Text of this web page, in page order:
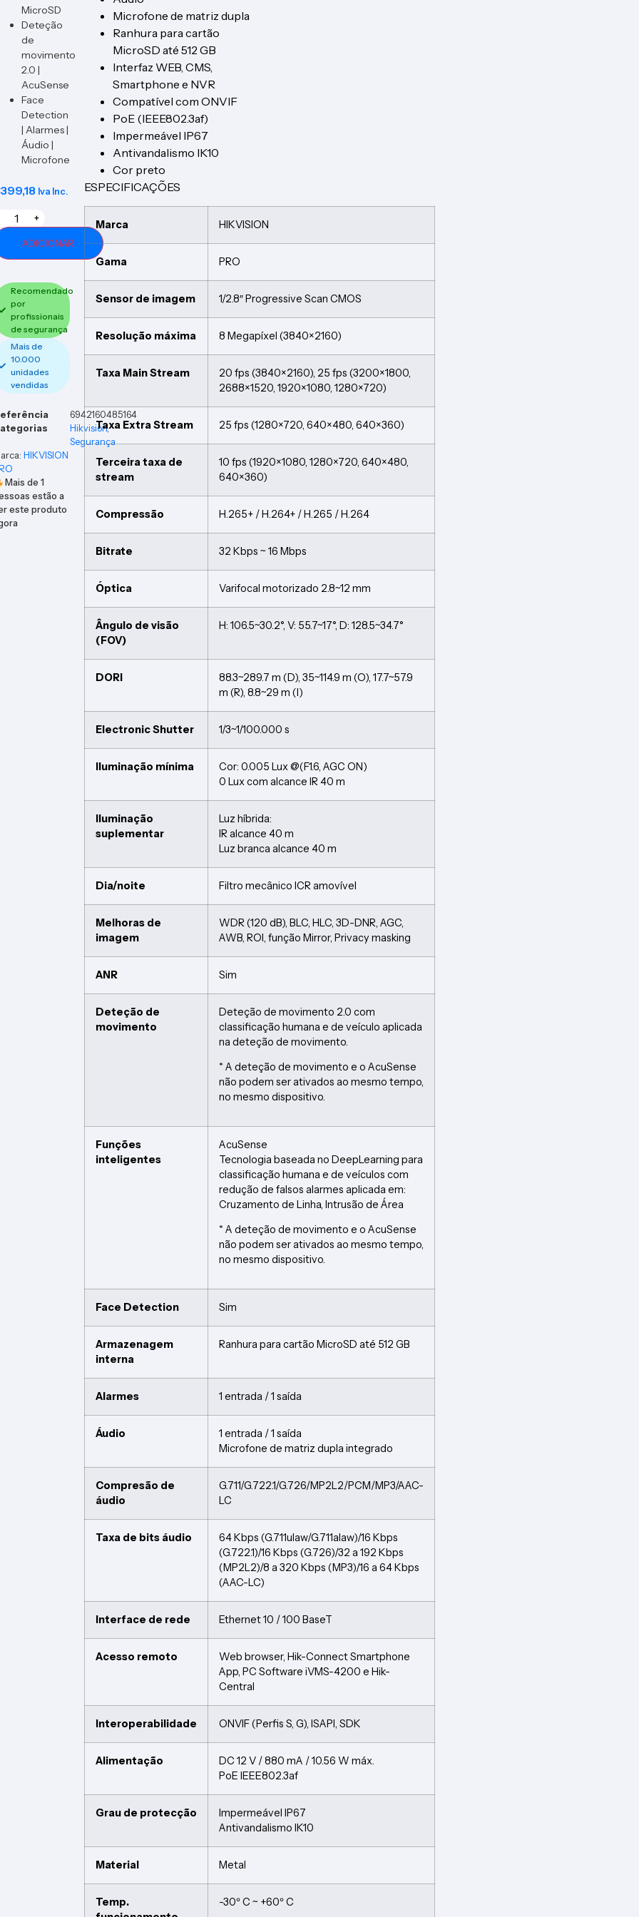
MicroSD
Deteção
de
movimento
2.0 |
AcuSense
Face
Detection
| Alarmes |
Áudio |
Microfone
399,18 Iva Inc.
+
ADICIONAR
Recomendado
por
profissionais
de segurança
Mais de
10.000
unidades
vendidas
6942160485164
Hikvision,
Segurança
HIKVISION
Mais de1
estão a
este produto
Microfone de matriz dupla
Ranhura para cartão
MicroSD até 512 GB
Interfaz WEB, CMS,
Smartphone e NVR
Compatível com ONVIF
PoE (IEEE802.3af)
Impermeável IP67
Antivandalismo IK10
Cor preto
ESPECIFICAÇÕES
Marca HIKVISION
Gama PRO
Sensor de imagem 1/2.8″ Progressive Scan CMOS
Resolução máxima 8 Megapíxel (3840×2160)
Taxa Main Stream
20 fps (3840×2160), 25 fps (3200×1800,
2688×1520, 1920×1080, 1280×720)
Taxa Extra Stream 25 fps (1280×720, 640×480, 640×360)
Terceira taxa de
stream
10 fps (1920×1080, 1280×720, 640×480,
640×360)
Compressão H.265+ / H.264+ / H.265 / H.264
Bitrate 32 Kbps ~ 16 Mbps
Óptica Varifocal motorizado 2.8~12 mm
Ângulo de visão
(FOV)
H: 106.5~30.2°, V: 55.7~17°, D: 128.5~34.7°
DORI
88.3~289.7 m (D), 35~114.9 m (O), 17.7~57.9
m (R), 8.8~29 m (I)
Electronic Shutter 1/3~1/100.000 s
Iluminação mínima
Cor: 0.005 Lux @(F1.6, AGC ON)
0 Lux com alcance IR 40 m
Iluminação
suplementar
Luz híbrida:
IR alcance 40 m
Luz branca alcance 40 m
Dia/noite Filtro mecânico ICR amovível
Melhoras de
imagem
WDR (120 dB), BLC, HLC, 3D-DNR, AGC,
AWB, ROI, função Mirror, Privacy masking
ANR Sim
Deteção de
movimento
Deteção de movimento 2.0 com
classificação humana e de veículo aplicada
na deteção de movimento.
* A deteção de movimento e o AcuSense
não podem ser ativados ao mesmo tempo,
no mesmo dispositivo.
Funções
inteligentes
AcuSense
Tecnologia baseada no DeepLearning para
classificação humana e de veículos com
redução de falsos alarmes aplicada em:
Cruzamento de Linha, Intrusão de Área
* A deteção de movimento e o AcuSense
não podem ser ativados ao mesmo tempo,
no mesmo dispositivo.
Face Detection Sim
Armazenagem
interna
Ranhura para cartão MicroSD até 512 GB
Alarmes 1 entrada / 1 saída
Áudio
1 entrada / 1 saída
Microfone de matriz dupla integrado
Compresão de
áudio
G.711/G.722.1/G.726/MP2L2/PCM/MP3/AAC-
LC
Taxa de bits áudio
64 Kbps (G.711ulaw/G.711alaw)/16 Kbps
(G.722.1)/16 Kbps (G.726)/32 a 192 Kbps
(MP2L2)/8 a 320 Kbps (MP3)/16 a 64 Kbps
(AAC-LC)
Interface de rede Ethernet 10 / 100 BaseT
Acesso remoto
Web browser, Hik-Connect Smartphone
App, PC Software iVMS-4200 e Hik-
Central
Interoperabilidade ONVIF (Perfis S, G), ISAPI, SDK
Alimentação
DC 12 V / 880 mA / 10.56 W máx.
PoE IEEE802.3af
Grau de protecção
Impermeável IP67
Antivandalismo IK10
Material Metal
Temp.
-30º C ~ +60º C